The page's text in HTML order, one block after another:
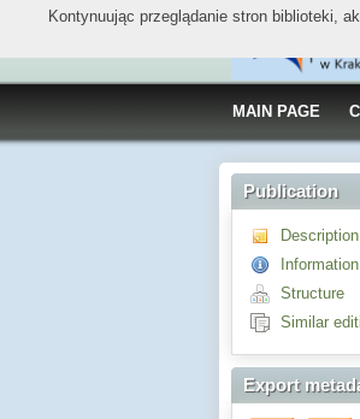
MAIN PAGE
Publication
Description
Information
Structure
Similar
Export
Kontynuując przeglądanie stron biblioteki,